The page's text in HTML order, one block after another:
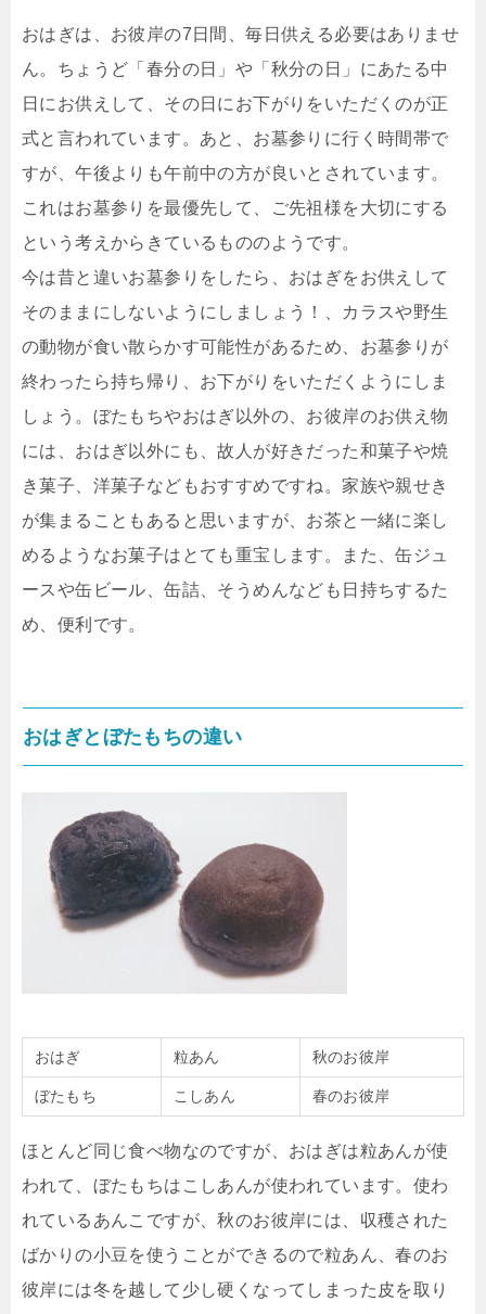
おはぎは、お彼岸の7日間、毎日供える必要はありませ
ん。ちょうど「春分の日」や「秋分の日」にあたる中
日にお供えして、その日にお下がりをいただくのが正
式と言われています。あと、お墓参りに行く時間帯で
すが、午後よりも午前中の方が良いとされています。
これはお墓参りを最優先して、ご先祖様を大切にする
という考えからきているもののようです。
今は昔と違いお墓参りをしたら、おはぎをお供えして
そのままにしないようにしましょう！、カラスや野生
の動物が食い散らかす可能性があるため、お墓参りが
終わったら持ち帰り、お下がりをいただくようにしま
しょう。ぼたもちやおはぎ以外の、お彼岸のお供え物
には、おはぎ以外にも、故人が好きだった和菓子や焼
き菓子、洋菓子などもおすすめですね。家族や親せき
が集まることもあると思いますが、お茶と一緒に楽し
めるようなお菓子はとても重宝します。また、缶ジュ
ースや缶ビール、缶詰、そうめんなども日持ちするた
め、便利です。
おはぎとぼたもちの違い
おはぎ 粒あん 秋のお彼岸
ぼたもち こしあん 春のお彼岸
ほとんど同じ食べ物なのですが、おはぎは粒あんが使
われて、ぼたもちはこしあんが使われています。使わ
れているあんこですが、秋のお彼岸には、収穫された
ばかりの小豆を使うことができるので粒あん、春のお
彼岸には冬を越して少し硬くなってしまった皮を取り